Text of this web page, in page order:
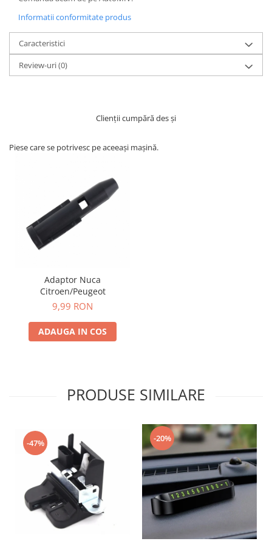
Informatii conformitate produs
Caracteristici
Review-uri(0)
Clienții cumpără des și
Piese care se potrivesc pe aceeași mașină.
Adaptor Nuca
Citroen/Peugeot
9,99 RON
ADAUGA IN COS
PRODUSE SIMILARE
-47% -20%